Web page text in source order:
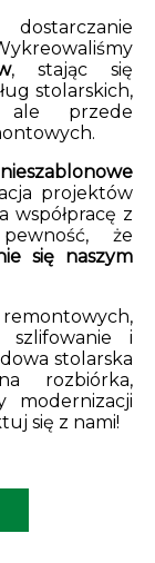
, stając się
stolarskich,
ale przede
nieszablonowe
projektów
współpracę z
że
się naszym
remontowych,
szlifowanie i
stolarska
rozbiórka,
modernizacji
się z nami!